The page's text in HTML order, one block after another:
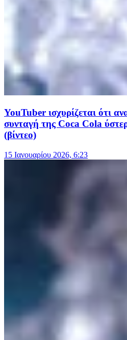
YouTuber ισχυρίζεται ότι
συνταγή της Coca Cola
(βίντεο)
15 Ιανουαρίου 2026, 6:23